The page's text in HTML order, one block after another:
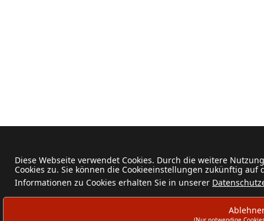
Diese Webseite verwendet Cookies. Durch die weitere
Cookies zu. Sie können die Cookieeinstellungen zukünftig
Informationen zu Cookies erhalten Sie in unserer